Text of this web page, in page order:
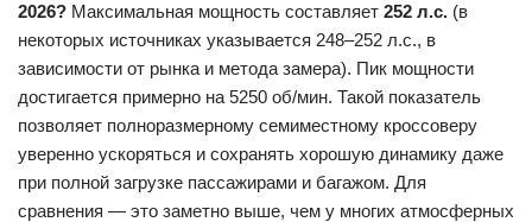
2026? Максимальная мощность составляет 252 л.с. (в
некоторых источниках указывается 248–252 л.с., в
зависимости от рынка и метода замера). Пик мощности
достигается примерно на 5250 об/мин. Такой показатель
позволяет полноразмерному семиместному кроссоверу
уверенно ускоряться и сохранять хорошую динамику даже
при полной загрузке пассажирами и багажом. Для
сравнения — это заметно выше, чем у многих атмосферных